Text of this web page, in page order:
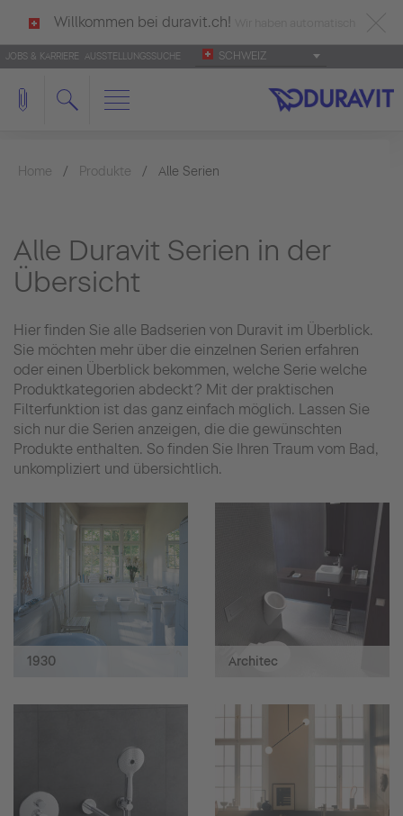
Willkommen bei duravit.ch!
deutsch als Ihre Sprache erkannt.
Français Italiano
JOBS & KARRIERE AUSSTELLUNGSSUCHE SCHWEIZ
Home Produkte Alle Serien
Alle Duravit Serien in der
Übersicht
Hier finden Sie alle Badserien von Duravit im Überblick.
Sie möchten mehr über die einzelnen Serien erfahren
oder einen Überblick bekommen, welche Serie welche
Produktkategorien abdeckt? Mit der praktischen
Filterfunktion ist das ganz einfach möglich. Lassen Sie
sich nur die Serien anzeigen, die die gewünschten
Produkte enthalten. So finden Sie Ihren Traum vom Bad,
unkompliziert und übersichtlich.
1930 Architec